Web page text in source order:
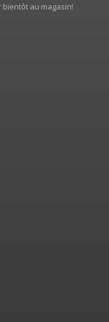
au magasin!